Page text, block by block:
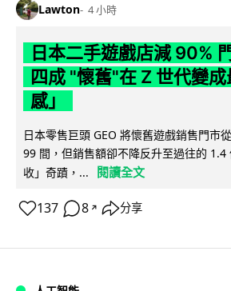
Lawton 4 小時
日本二手遊戲店減 90%
四成 "懷舊"在 Z 世代變
感」
日本零售巨頭 GEO 將懷舊遊戲銷售門市
99 間，但銷售額卻不降反升至過往的 1.4
收」奇蹟，...
閱讀全文
137 8 ↗ 分享